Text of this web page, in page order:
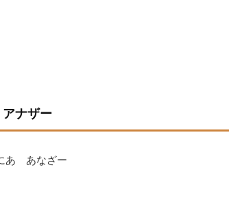
ナザー
あ あなざー